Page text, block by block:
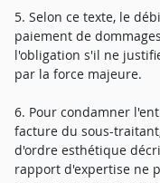
5. Selon ce texte, le
paiement de
l'obligation s'il ne
par la force majeure.
6. Pour condamner
facture du sous-
d'ordre esthétique
rapport d'expertise ne